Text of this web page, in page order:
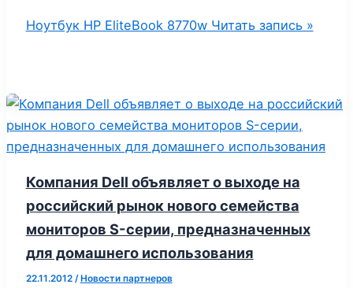
Ноутбук HP EliteBook 8770wЧитать запись »
Компания Dell объявляет о выходе на
российский рынок нового семейства
мониторов S-серии, предназначенных
для домашнего использования
22.11.2012 / Новости партнеров